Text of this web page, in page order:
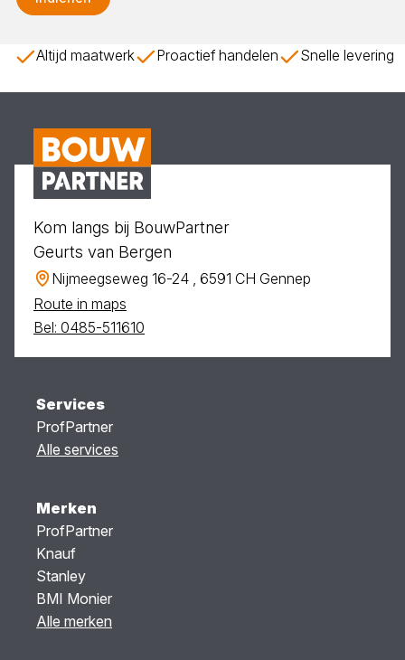
Altijd maatwerk Proactief handelen Snelle levering
Kom langs bij BouwPartner
Geurts van Bergen
Nijmeegseweg 16-24 , 6591 CH Gennep
Route in maps
Bel: 0485-511610
Services
ProfPartner
Alle services
Merken
ProfPartner
Knauf
Stanley
BMI Monier
Alle merken